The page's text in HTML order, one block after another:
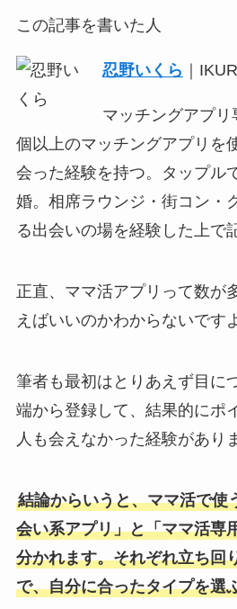
この記事を書いた人
忍野いくら ｜
マッチングアプ
個以上のマッチングアプリを
会った経験を持つ。タップル
婚。相席ラウンジ・街コン・
る出会いの場を経験した上で
正直、ママ活アプリって数が
えばいいのかわからないです
筆者も最初はとりあえず目に
端から登録して、結果的にポ
人も会えなかった経験があり
結論からいうと、ママ活で使
会い系アプリ」と「ママ活専
分かれます。それぞれ立ち回
で、自分に合ったタイプを選